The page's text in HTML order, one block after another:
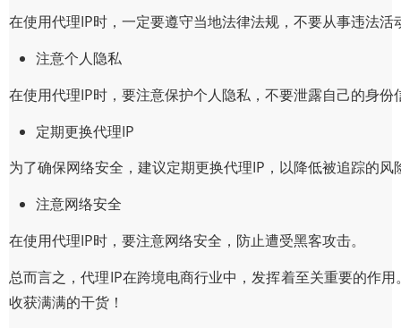
在使用代理IP时，一定要遵守当地法律法规，不要从事违法活
注意个人隐私
在使用代理IP时，要注意保护个人隐私，不要泄露自己的身份
定期更换代理IP
为了确保网络安全，建议定期更换代理IP，以降低被追踪的风
注意网络安全
在使用代理IP时，要注意网络安全，防止遭受黑客攻击。
总而言之，代理IP在跨境电商行业中，发挥着至关重要的作
收获满满的干货！